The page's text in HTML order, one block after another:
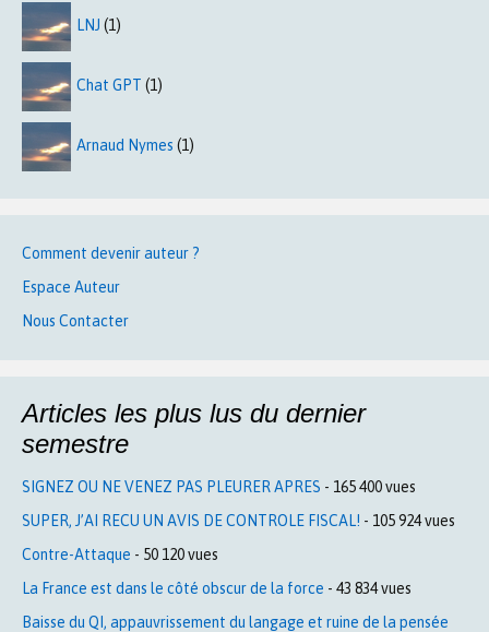
LNJ (1)
Chat GPT (1)
Arnaud Nymes (1)
Comment devenir auteur ?
Espace Auteur
Nous Contacter
Articles les plus lus du dernier
semestre
SIGNEZ OU NE VENEZ PAS PLEURER APRES - 165 400 vues
SUPER, J’AI RECU UN AVIS DE CONTROLE FISCAL! - 105 924 vues
Contre-Attaque - 50 120 vues
La France est dans le côté obscur de la force - 43 834 vues
Baisse du QI, appauvrissement du langage et ruine de la pensée